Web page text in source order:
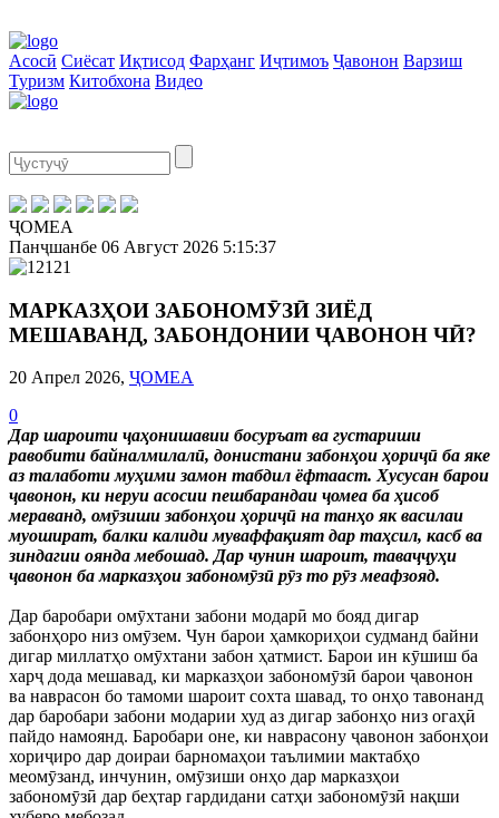
Асосӣ Сиёсат Иқтисод Фарҳанг Иҷтимоъ Ҷавонон Варзиш
Туризм Китобхона Видео
ҶОМЕА
Панҷшанбе 06 Август 2026 5:15:38
МАРКАЗҲОИ ЗАБОНОМӮЗӢ ЗИЁД
МЕШАВАНД, ЗАБОНДОНИИ ҶАВОНОН ЧӢ?
20 Апрел 2026, ҶОМЕА
0
Дар шароити ҷаҳонишавии босуръат ва густариши
равобити байналмилалӣ, донистани забонҳои ҳориҷӣ ба яке
аз талаботи муҳими замон табдил ёфтааст. Хусусан барои
ҷавонон, ки неруи асосии пешбарандаи ҷомеа ба ҳисоб
мераванд, омӯзиши забонҳои ҳориҷӣ на танҳо як василаи
муошират, балки калиди муваффақият дар таҳсил, касб ва
зиндагии оянда мебошад. Дар чунин шароит, таваҷҷуҳи
ҷавонон ба марказҳои забономӯзӣ рӯз то рӯз меафзояд.
Дар баробари омӯхтани забони модарӣ мо бояд дигар
забонҳоро низ омӯзем. Чун барои ҳамкориҳои судманд байни
дигар миллатҳо омӯхтани забон ҳатмист. Барои ин кӯшиш ба
харҷ дода мешавад, ки марказҳои забономӯзӣ барои ҷавонон
ва наврасон бо тамоми шароит сохта шавад, то онҳо тавонанд
дар баробари забони модарии худ аз дигар забонҳо низ огаҳӣ
пайдо намоянд. Баробари оне, ки наврасону ҷавонон забонҳои
хориҷиро дар доираи барномаҳои таълимии мактабҳо
меомӯзанд, инчунин, омӯзиши онҳо дар марказҳои
забономӯзӣ дар беҳтар гардидани сатҳи забономӯзӣ нақши